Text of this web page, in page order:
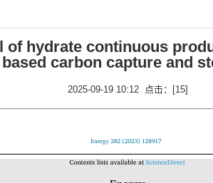
of hydrate continuous
based carbon capture and
2025-09-19 10:12 点击：[15]